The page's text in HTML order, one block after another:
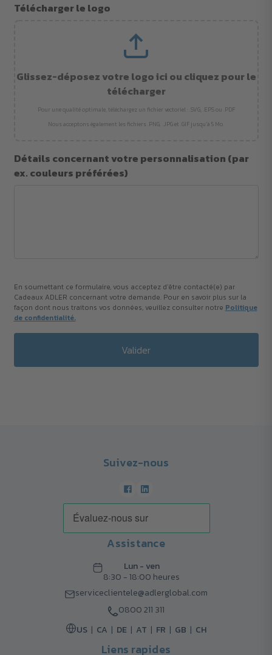
Télécharger le logo
Glissez-déposez votre logo ici ou cliquez pour le
télécharger
Pour une qualité optimale, téléchargez un fichier vectoriel : .SVG, .EPS ou .PDF
Nous acceptons également les fichiers .PNG, .JPG et .GIF jusqu’à 5 Mo.
Détails concernant votre personnalisation (par
ex. couleurs préférées)
En soumettant ce formulaire, vous acceptez d'être contacté(e) par
Cadeaux ADLER concernant votre demande. Pour en savoir plus sur la
façon dont nous traitons vos données, veuillez consulter notre Politique
de confidentialité.
Valider
Suivez-nous
Assistance
Lun - ven
8:30 - 18:00 heures
serviceclientele@adlerglobal.com
0800 211 311
US
CA DE AT FR GB CH
Liens rapides